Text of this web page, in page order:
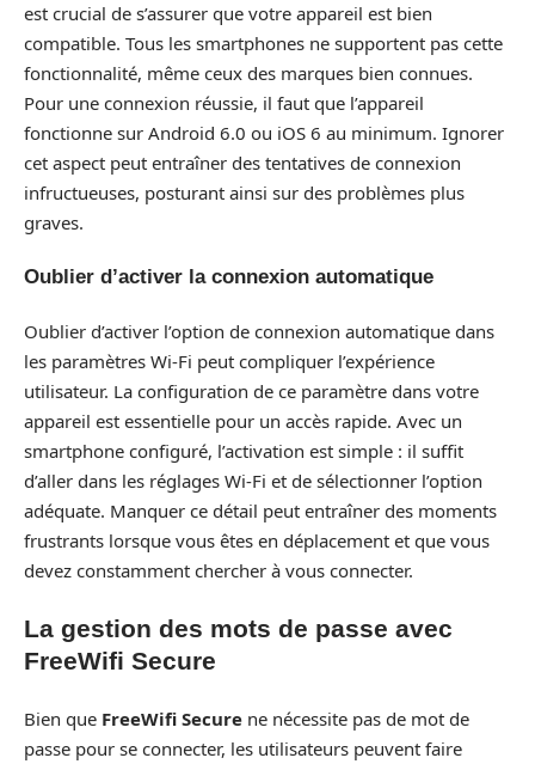
est crucial de s’assurer que votre appareil est bien
compatible. Tous les smartphones ne supportent pas cette
fonctionnalité, même ceux des marques bien connues.
Pour une connexion réussie, il faut que l’appareil
fonctionne sur Android 6.0 ou iOS 6 au minimum. Ignorer
cet aspect peut entraîner des tentatives de connexion
infructueuses, posturant ainsi sur des problèmes plus
graves.
Oublier d’activer la connexion automatique
Oublier d’activer l’option de connexion automatique dans
les paramètres Wi-Fi peut compliquer l’expérience
utilisateur. La configuration de ce paramètre dans votre
appareil est essentielle pour un accès rapide. Avec un
smartphone configuré, l’activation est simple : il suffit
d’aller dans les réglages Wi-Fi et de sélectionner l’option
adéquate. Manquer ce détail peut entraîner des moments
frustrants lorsque vous êtes en déplacement et que vous
devez constamment chercher à vous connecter.
La gestion des mots de passe avec
FreeWifi Secure
Bien que FreeWifi Secure ne nécessite pas de mot de
passe pour se connecter, les utilisateurs peuvent faire